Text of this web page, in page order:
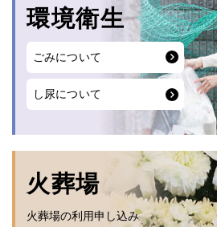
環境衛生
ごみについて
し尿について
火葬場
火葬場の利用申し込み